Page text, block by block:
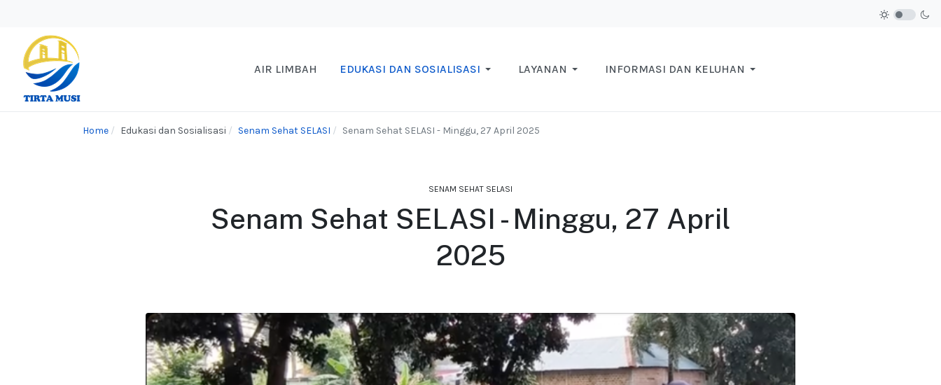
AIR LIMBAH EDUKASI DAN SOSIALISASI LAYANAN INFORMASI DAN KELUHAN
Home Edukasi dan Sosialisasi Senam Sehat SELASI Senam Sehat SELASI - Minggu, 27 April 2025
SENAM SEHAT SELASI
Senam Sehat SELASI - Minggu, 27 April
2025